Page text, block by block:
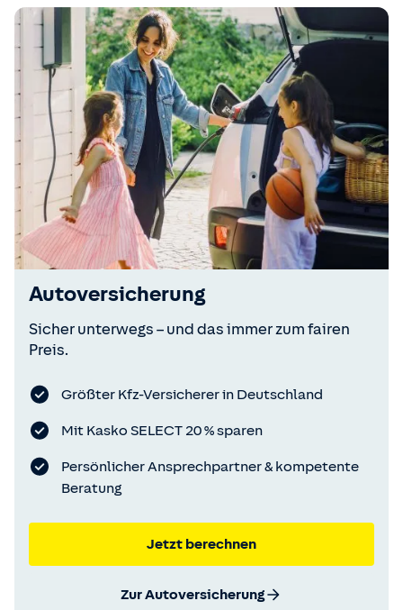
Autoversicherung
Sicher unterwegs – und das immer zum fairen
Preis.
Größter Kfz-Versicherer in Deutschland
Mit Kasko SELECT 20 % sparen
Persönlicher Ansprechpartner & kompetente
Beratung
Jetzt berechnen
Zur Autoversicherung